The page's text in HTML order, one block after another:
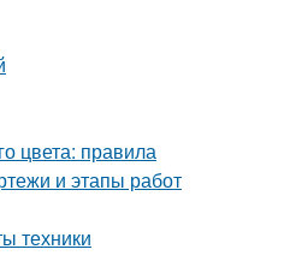
цвета: правила
и этапы работ
техники